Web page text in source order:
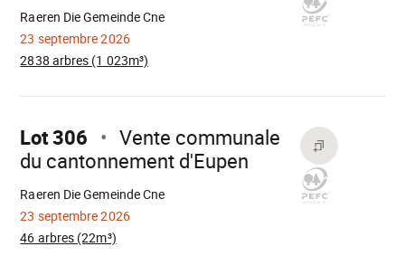
23 septembre 2026
Raeren Die Gemeinde Cne
2838 arbres (1 023m³)
Aller
Lot 306
Vente communale
du cantonnement d'Eupen
23 septembre 2026
Raeren Die Gemeinde Cne
46 arbres (22m³)
Chargement